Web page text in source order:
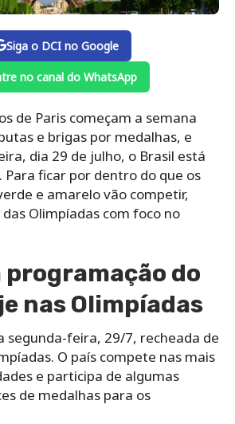
Siga o DCI no Google
no canal do WhatsApp
de Paris começam a semana
e brigas por medalhas, e
dia 29 de julho, o Brasil está
Para ficar por dentro do que os
e amarelo vão competir,
Olimpíadas com foco no
programação do
nas Olimpíadas
segunda-feira, 29/7, recheada de
O país compete nas mais
e participa de algumas
de medalhas para os